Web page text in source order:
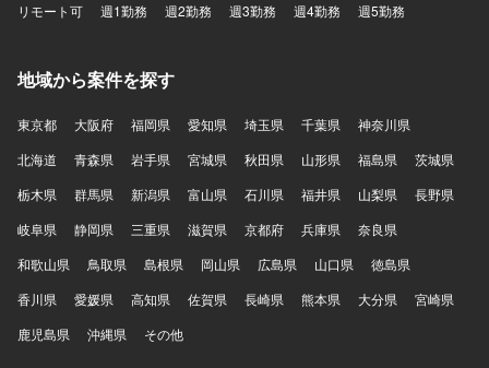
リモート可 週1勤務 週2勤務 週3勤務 週4勤務 週5勤務
地域から案件を探す
東京都 大阪府 福岡県 愛知県 埼玉県 千葉県
神奈川県
北海道
青森県 岩手県 宮城県 秋田県 山形県 福島県
茨城県
栃木県
群馬県 新潟県 富山県 石川県 福井県 山梨県
長野県
岐阜県
静岡県 三重県 滋賀県 京都府 兵庫県
奈良県
和歌山県
鳥取県 島根県 岡山県 広島県 山口県
徳島県
香川県
愛媛県 高知県 佐賀県 長崎県 熊本県 大分県
宮崎県
鹿児島県
沖縄県 その他